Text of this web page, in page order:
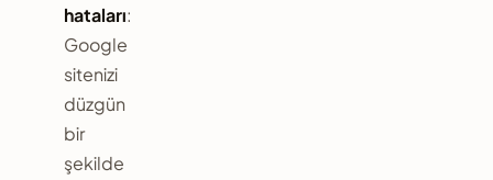
hataları:
Google
sitenizi
düzgün
bir
şekilde